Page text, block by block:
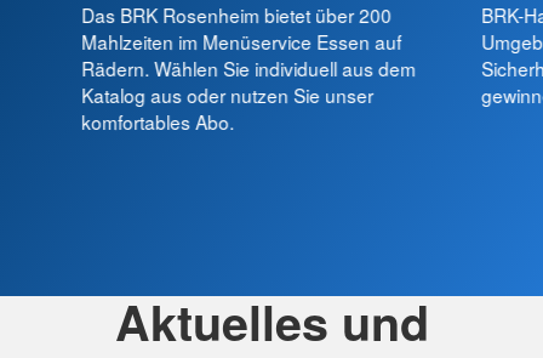
Das BRK Rosenheim bietet über 200
Mahlzeiten im Menüservice Essen auf
Rädern. Wählen Sie individuell aus dem
Katalog aus oder nutzen Sie unser
komfortables Abo.
BRK-
Aktuelles und